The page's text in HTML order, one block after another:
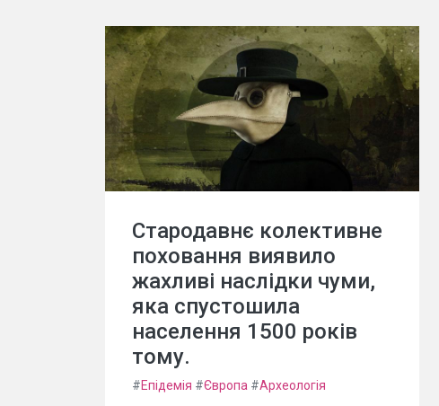
Стародавнє колективне
поховання виявило
жахливі наслідки чуми,
яка спустошила
населення 1500 років
тому.
#Епідемія #Європа #Археологія